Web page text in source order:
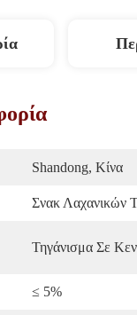
Shandong, Κίνα
Σνακ Λαχανικών
Τηγάνισμα Σε
≤ 5%